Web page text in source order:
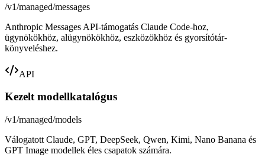
/v1/managed/messages
Anthropic Messages API-támogatás Claude Code-hoz,
ügynökökhöz, alügynökökhöz, eszközökhöz és gyorsítótár-
könyveléshez.
API
Kezelt modellkatalógus
/v1/managed/models
Válogatott Claude, GPT, DeepSeek, Qwen, Kimi, Nano Banana és
GPT Image modellek éles csapatok számára.